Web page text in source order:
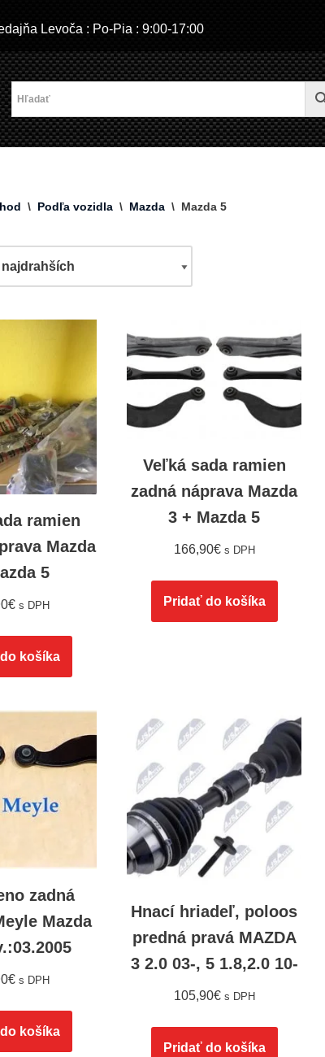
Levoča : Po-Pia : 9:00-17:00
\ Podľa vozidla \ Mazda \ Mazda 5
ramien
Mazda
5
€ s DPH
košíka
Veľká sada ramien
zadná náprava Mazda
3 + Mazda 5
166,90€ s DPH
Pridať do košíka
zadná
Mazda
€ s DPH
košíka
Hnací hriadeľ, poloos
predná pravá MAZDA
3 2.0 03-, 5 1.8,2.0 10-
105,90€ s DPH
Pridať do košíka